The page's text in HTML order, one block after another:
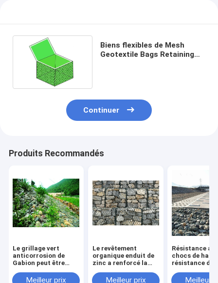
Biens flexibles de Mesh
Geotextile Bags Retaining
Continuer
Produits Recommandés
Le grillage vert
anticorrosion de
Gabion peut être
revêtement
Meilleur prix
Le revêtement
organique enduit de
zinc a renforcé la
élevée de maille de
Meilleur prix
Résistance
chocs de
résistance de
de durabilité
Meilleur